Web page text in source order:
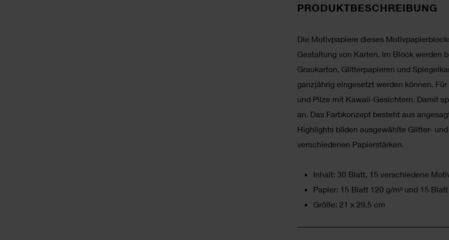
PRODUKTBESCHREIBUNG
Die Motivpapiere dieses
Gestaltung von Karten. Im Block werden
Graukarton, Glitterpapieren und
ganzjährig eingesetzt werden können.
und Pilze mit Kawaii-Gesichtern. Damit
an. Das Farbkonzept besteht aus
Highlights bilden ausgewählte Glitter-
verschiedenen Papierstärken.
Inhalt: 30 Blatt, 15 verschiedene
Papier: 15 Blatt 120 g/m² und 15
Größe: 21 x 29,5 cm